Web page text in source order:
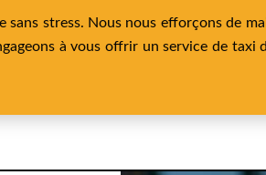
stress. Nous nous efforçons de
à vous offrir un service de